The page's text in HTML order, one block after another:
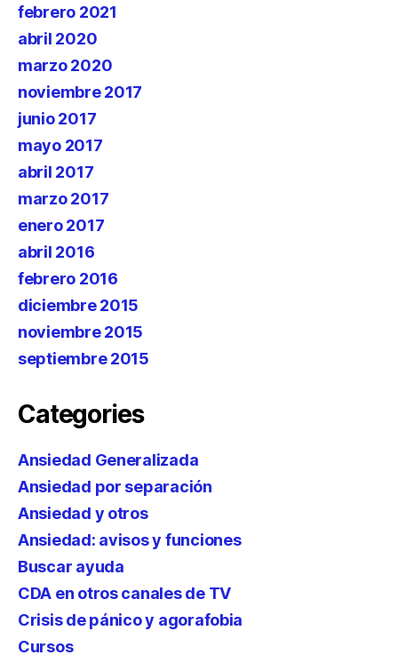
febrero 2021
abril 2020
marzo 2020
noviembre 2017
junio 2017
mayo 2017
abril 2017
marzo 2017
enero 2017
abril 2016
febrero 2016
diciembre 2015
noviembre 2015
septiembre 2015
Categories
Ansiedad Generalizada
Ansiedad por separación
Ansiedad y otros
Ansiedad: avisos y funciones
Buscar ayuda
CDA en otros canales de TV
Crisis de pánico y agorafobia
Cursos